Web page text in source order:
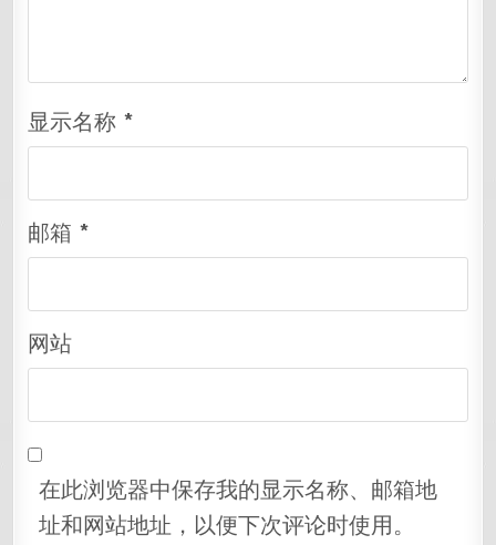
显示名称*
邮箱*
网站
在此浏览器中保存我的显示名称、邮箱地
址和网站地址，以便下次评论时使用。